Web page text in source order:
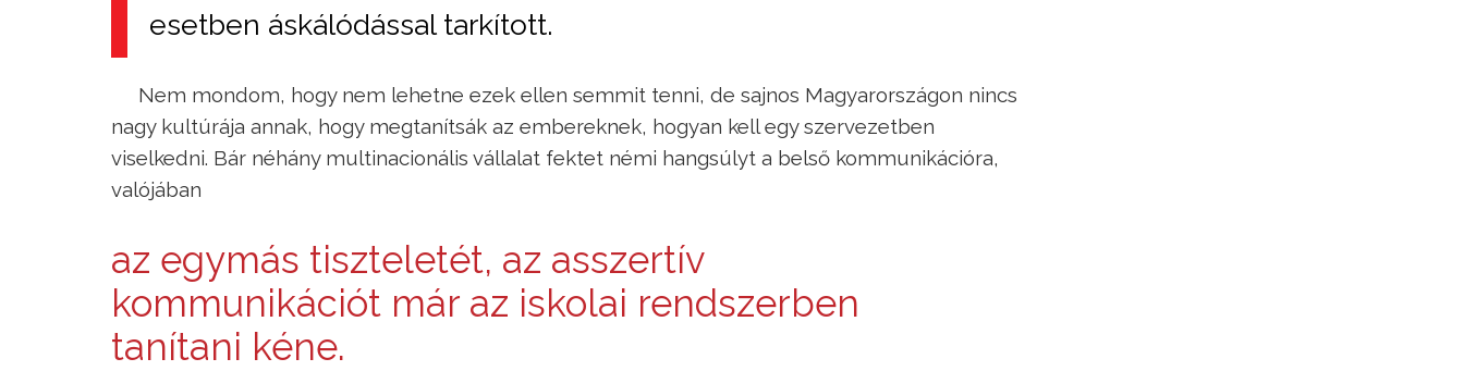
esetben áskálódással tarkított.
Nem mondom, hogy nem lehetne ezek ellen semmit tenni, de sajnos Magyarországon nincs
nagy kultúrája annak, hogy megtanítsák az embereknek, hogyan kell egy szervezetben
viselkedni. Bár néhány multinacionális vállalat fektet némi hangsúlyt a belső kommunikációra,
valójában
az egymás tiszteletét, az asszertív
kommunikációt már az iskolai rendszerben
tanítani kéne.